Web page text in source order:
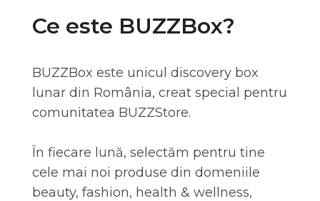
Ce este BUZZBox?
BUZZBox este unicul discovery box
lunar din România, creat special pentru
comunitatea BUZZStore.
În fiecare lună, selectăm pentru tine
cele mai noi produse din domeniile
beauty, fashion, health & wellness,